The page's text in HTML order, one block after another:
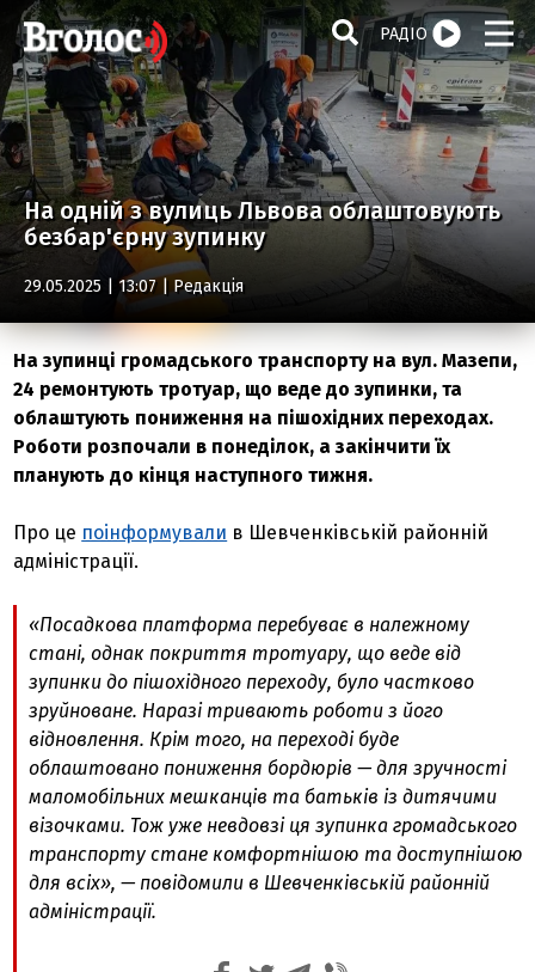
РАДІО
На одній з вулиць Львова облаштовують
безбар'єрну зупинку
29.05.2025 | 13:07 | Редакція
На зупинці громадського транспорту на вул. Мазепи,
24 ремонтують тротуар, що веде до зупинки, та
облаштують пониження на пішохідних переходах.
Роботи розпочали в понеділок, а закінчити їх
планують до кінця наступного тижня.
Про це поінформували в Шевченківській районній
адміністрації.
«Посадкова платформа перебуває в належному
стані, однак покриття тротуару, що веде від
зупинки до пішохідного переходу, було частково
зруйноване. Наразі тривають роботи з його
відновлення. Крім того, на переході буде
облаштовано пониження бордюрів — для зручності
маломобільних мешканців та батьків із дитячими
візочками. Тож уже невдовзі ця зупинка громадського
транспорту стане комфортнішою та доступнішою
для всіх», — повідомили в Шевченківській районній
адміністрації.